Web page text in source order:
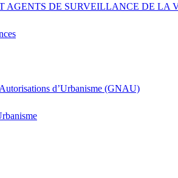
AGENTS DE SURVEILLANCE DE LA
d’Urbanisme (GNAU)